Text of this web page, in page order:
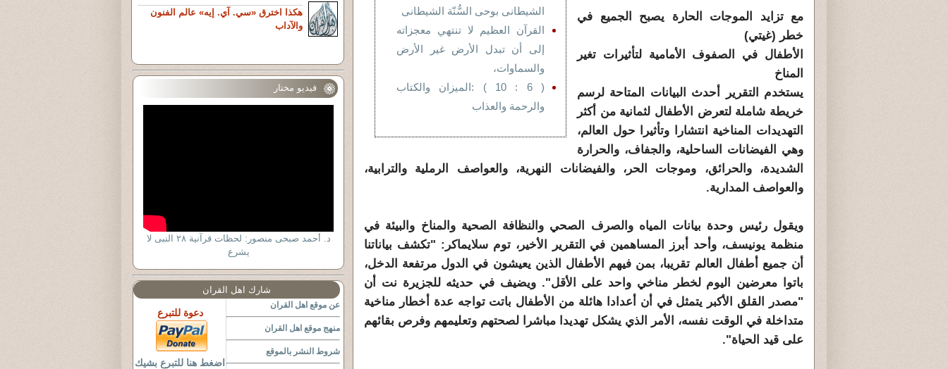
الشيطانى بوحى السُّنّة الشيطانى
القرآن العظيم لا تنتهي معجزاته
إلى أن تبدل الأرض غير الأرض
والسماوات،
( 6 : 10 ) :الميزان والكتاب
والرحمة والعذاب
مع تزايد الموجات الحارة يصبح الجميع في
خطر (غيتي)
الأطفال في الصفوف الأمامية لتأثيرات تغير
المناخ
يستخدم التقرير أحدث البيانات المتاحة لرسم
خريطة شاملة لتعرض الأطفال لثمانية من أكثر
التهديدات المناخية انتشارا وتأثيرا حول العالم،
وهي الفيضانات الساحلية، والجفاف، والحرارة
الشديدة، والحرائق، وموجات الحر، والفيضانات النهرية، والعواصف الرملية والترابية،
والعواصف المدارية.
ويقول رئيس وحدة بيانات المياه والصرف الصحي والنظافة الصحية والمناخ والبيئة في
منظمة يونيسف، وأحد أبرز المساهمين في التقرير الأخير، توم سلايماكر: "تكشف بياناتنا
أن جميع أطفال العالم تقريبا، بمن فيهم الأطفال الذين يعيشون في الدول مرتفعة الدخل،
باتوا معرضين اليوم لخطر مناخي واحد على الأقل". ويضيف في حديثه للجزيرة نت أن
"مصدر القلق الأكبر يتمثل في أن أعدادا هائلة من الأطفال باتت تواجه عدة أخطار مناخية
متداخلة في الوقت نفسه، الأمر الذي يشكل تهديدا مباشرا لصحتهم وتعليمهم وفرص بقائهم
على قيد الحياة".
هكذا اخترق «سي. آي. إيه» عالم الفنون
والآداب
فيديو مختار
د. أحمد صبحى منصور: لحظات قرآنية ٢٨ النبى لا
يشرع
شارك اهل القران
عن موقع اهل القران
منهج موقع اهل القران
شروط النشر بالموقع
دعوة للتبرع
اضغط هنا للتبرع بشيك